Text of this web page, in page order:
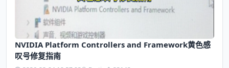
NVIDIA Platform Controllers and Framework黄色感
叹号修复指南